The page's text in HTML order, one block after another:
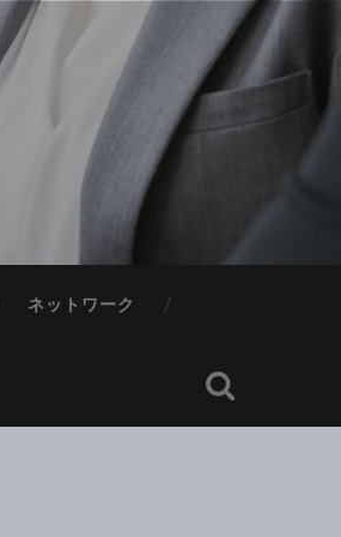
ネットワーク